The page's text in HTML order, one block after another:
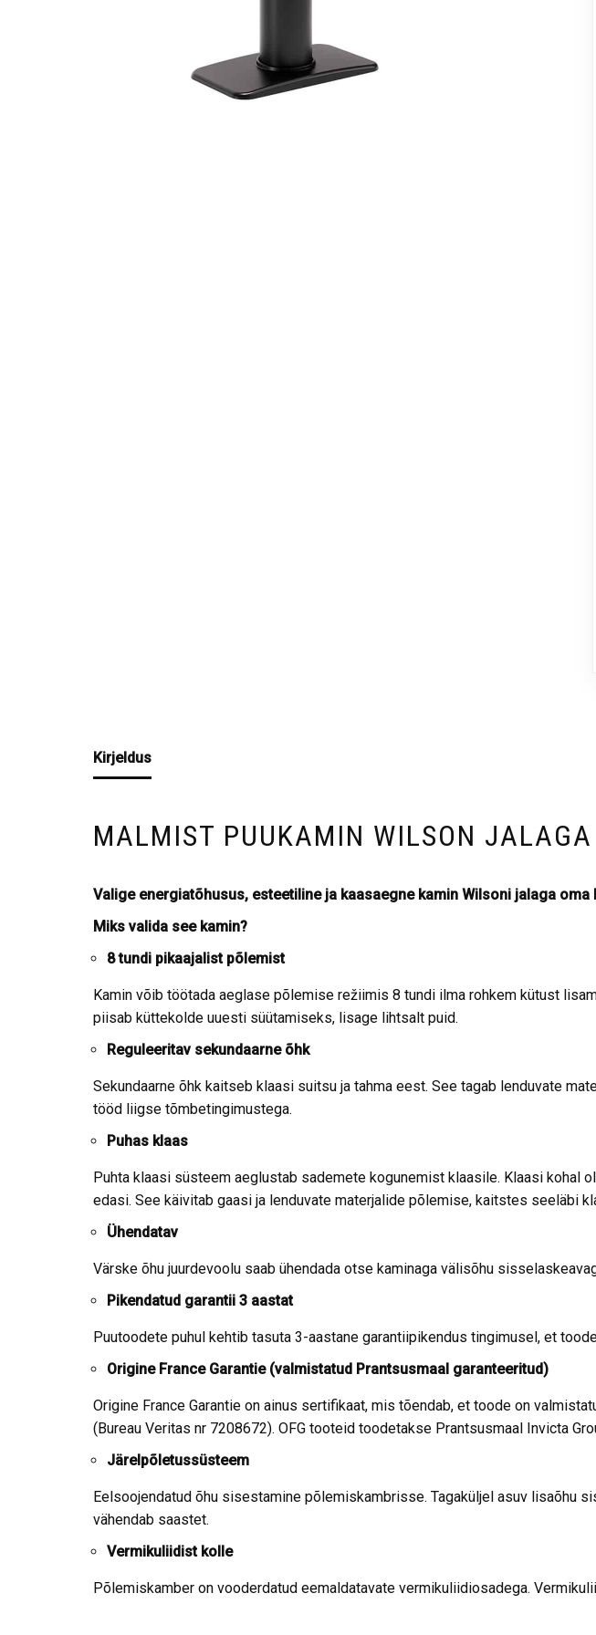
Kirjeldus
MALMIST PUUKAMIN WILSON
Valige energiatõhusus, esteetiline ja kaasaegne kamin Wilsoni jalaga
Miks valida see kamin?
8 tundi pikaajalist põlemist
Kamin võib töötada aeglase põlemise režiimis 8 tundi ilma rohkem kütust
piisab küttekolde uuesti süütamiseks, lisage lihtsalt puid.
Reguleeritav sekundaarne õhk
Sekundaarne õhk kaitseb klaasi suitsu ja tahma eest. See tagab lenduvate
tööd liigse tõmbetingimustega.
Puhas klaas
Puhta klaasi süsteem aeglustab sademete kogunemist klaasile. Klaasi kohal
edasi. See käivitab gaasi ja lenduvate materjalide põlemise, kaitstes seeläbi
Ühendatav
Värske õhu juurdevoolu saab ühendada otse kaminaga välisõhu
Pikendatud garantii 3 aastat
Puutoodete puhul kehtib tasuta 3-aastane garantiipikendus tingimusel, et
Origine France Garantie (valmistatud Prantsusmaal garanteeritud)
Origine France Garantie on ainus sertifikaat, mis tõendab, et toode on
(Bureau Veritas nr 7208672). OFG tooteid toodetakse Prantsusmaal Invicta
Järelpõletussüsteem
Eelsoojendatud õhu sisestamine põlemiskambrisse. Tagaküljel asuv lisaõhu
vähendab saastet.
Vermikuliidist kolle
Põlemiskamber on vooderdatud eemaldatavate vermikuliidiosadega.